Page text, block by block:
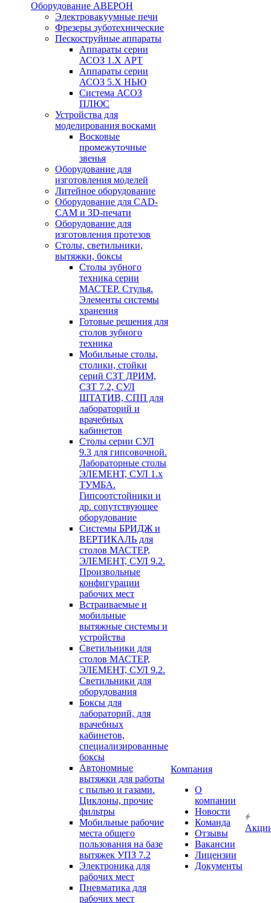
Оборудование АВЕРОН
Электровакуумные печи
Фрезеры зуботехнические
Пескоструйные аппараты
Аппараты серии
АСОЗ 1.Х АРТ
Аппараты серии
АСОЗ 5.Х НЬЮ
Система АСОЗ
ПЛЮС
Устройства для
моделирования восками
Восковые
промежуточные
звенья
Оборудование для
изготовления моделей
Литейное оборудование
Оборудование для CAD-
CAM и 3D-печати
Оборудование для
изготовления протезов
Cтолы, светильники,
вытяжки, боксы
Столы зубного
техника серии
МАСТЕР. Стулья.
Элементы системы
хранения
Готовые решения для
столов зубного
техника
Мобильные столы,
столики, стойки
серий СЗТ ДРИМ,
СЗТ 7.2, СУЛ
ШТАТИВ, СПП для
лабораторий и
врачебных
кабинетов
Столы серии СУЛ
9.3 для гипсовочной.
Лабораторные столы
ЭЛЕМЕНТ, СУЛ 1.х
ТУМБА.
Гипсоотстойники и
др. сопутствующее
оборудование
Системы БРИДЖ и
ВЕРТИКАЛЬ для
столов МАСТЕР,
ЭЛЕМЕНТ, СУЛ 9.2.
Произвольные
конфигурации
рабочих мест
Встраиваемые и
мобильные
вытяжные системы и
устройства
Светильники для
столов МАСТЕР,
ЭЛЕМЕНТ, СУЛ 9.2.
Светильники для
оборудования
Боксы для
лабораторий, для
врачебных
кабинетов,
специализированные
боксы
Автономные
вытяжки для работы
с пылью и газами.
Циклоны, прочие
фильтры
Мобильные рабочие
места общего
пользования на базе
вытяжек УПЗ 7.2
Электроника для
рабочих мест
Пневматика для
рабочих мест
Компания
О
компании
Новости
Команда
Отзывы
Вакансии
Лицензии
Документы